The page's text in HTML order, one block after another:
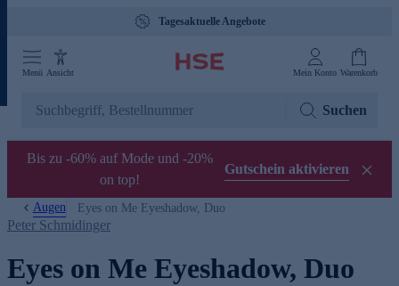
Tagesaktuelle Angebote
Menü Ansicht Mein Konto Warenkorb
Suchen
Bis zu -60% auf Mode und -20%
on top!
Gutschein aktivieren
Augen Eyes on Me Eyeshadow, Duo
Peter Schmidinger
Eyes on Me Eyeshadow, Duo